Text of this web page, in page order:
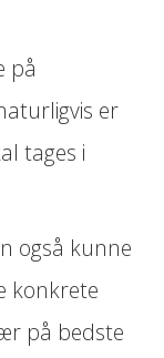
på
er
tages i
også kunne
konkrete
på bedste